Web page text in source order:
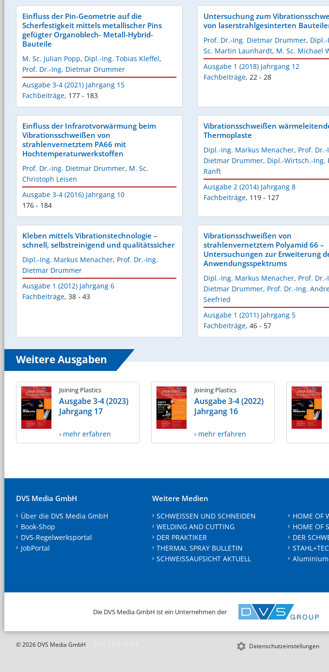
Einfluss der Pin-Geometrie auf die
Scherfestigkeit mittels metallischer Pins
gefügter Organoblech- Metall-Hybrid-
Bauteile
M. Sc. Julian Popp, Dipl.-Ing. Tobias Kleffel,
Prof. Dr.-Ing. Dietmar Drummer
Ausgabe 3-4 (2021) Jahrgang 15
Fachbeiträge, 177 - 183
Untersuchung zum
von laserstrahlgesinterten
Prof. Dr.-Ing. Dietmar Drummer,
Sc. Martin Launhardt, M. Sc. Michael
Ausgabe 1 (2018) Jahrgang 12
Fachbeiträge, 22 - 28
Einfluss der Infrarotvorwärmung beim
Vibrationsschweißen von
strahlenvernetztem PA66 mit
Hochtemperaturwerkstoffen
Prof. Dr.-Ing. Dietmar Drummer, M. Sc.
Christoph Leisen
Ausgabe 3-4 (2016) Jahrgang 10
176 - 184
Vibrationsschweißen
Thermoplaste
Dipl.-Ing. Markus Menacher, Prof. Dr.-
Dietmar Drummer, Dipl.-Wirtsch.-Ing.
Ranft
Ausgabe 2 (2014) Jahrgang 8
Fachbeiträge, 119 - 127
Kleben mittels Vibrationstechnologie –
schnell, selbstreinigend und qualitätssicher
Dipl.-Ing. Markus Menacher, Prof. Dr.-Ing.
Dietmar Drummer
Ausgabe 1 (2012) Jahrgang 6
Fachbeiträge, 38 - 43
Vibrationsschweißen von
strahlenvernetztem Polyamid 66 –
Untersuchungen zur Erweiterung
Anwendungsspektrums
Dipl.-Ing. Markus Menacher, Prof. Dr.-
Dietmar Drummer, Prof. Dr.-Ing.
Seefried
Ausgabe 1 (2011) Jahrgang 5
Fachbeiträge, 46 - 57
Weitere Ausgaben
Joining Plastics
Ausgabe 3-4 (2023)
Jahrgang 17
› mehr erfahren
Joining Plastics
Ausgabe 3-4 (2022)
Jahrgang 16
› mehr erfahren
DVS Media GmbH
Über die DVS Media GmbH
Book-Shop
DVS-Regelwerksportal
JobPortal
Weitere Medien
SCHWEISSEN UND SCHNEIDEN
WELDING AND CUTTING
DER PRAKTIKER
THERMAL SPRAY BULLETIN
SCHWEISSAUFSICHT AKTUELL
HOME OF
HOME OF
DER
Die DVS Media GmbH ist ein Unternehmen der
© 2026 DVS Media GmbH Datenschutzeinstellungen